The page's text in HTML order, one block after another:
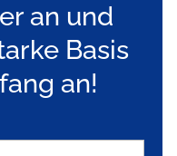
an und
Basis
an!